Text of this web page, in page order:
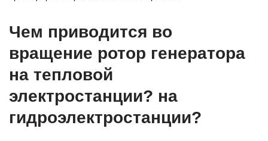
Чем приводится во
вращение ротор генератора
на тепловой
электростанции? на
гидроэлектростанции?